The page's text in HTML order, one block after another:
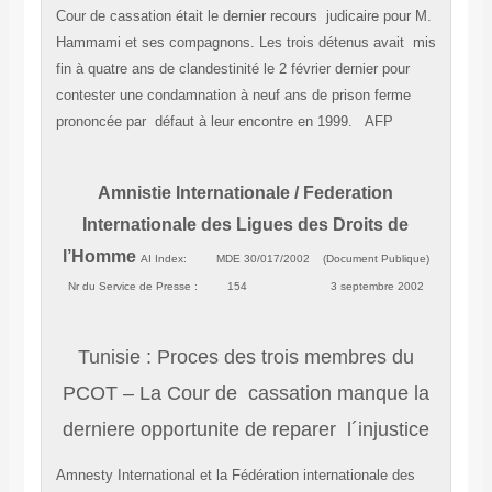
Cour de cassation était le dernier recours judicaire pour M.
Hammami et ses compagnons. Les trois détenus avait mis
fin à quatre ans de clandestinité le 2 février dernier pour
contester une condamnation à neuf ans de prison ferme
prononcée par défaut à leur encontre en 1999. AFP
Amnistie Internationale / Federation
Internationale des Ligues des Droits de
l’Homme AI Index: MDE 30/017/2002 (Document Publique)
Nr du Service de Presse : 154 3 septembre 2002
Tunisie : Proces des trois membres du
PCOT – La Cour de cassation manque la
derniere opportunite de reparer l´injustice
Amnesty International et la Fédération internationale des